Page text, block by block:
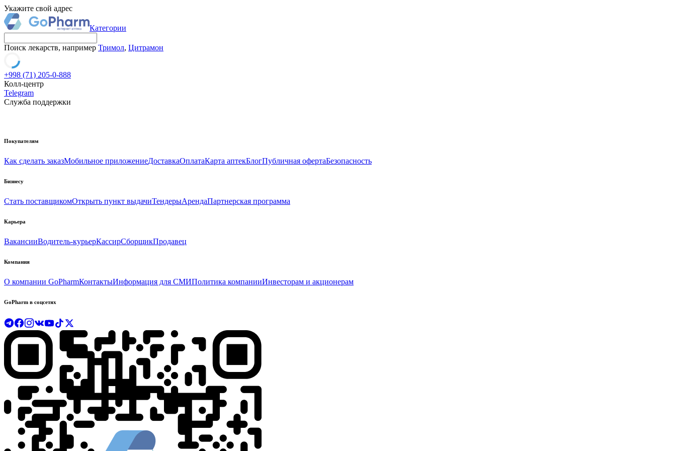
Укажите свой адрес
Категории
Поиск лекарств, например Тримол, Цитрамон
+998 (71) 205-0-888
Колл-центр
Telegram
Служба поддержки
Покупателям
Как сделать заказМобильное приложениеДоставкаОплатаКарта аптекБлогПубличная офертаБезопасность
Бизнесу
Стать поставщикомОткрыть пункт выдачиТендерыАрендаПартнерская программа
Карьера
ВакансииВодитель-курьерКассирСборщикПродавец
Компания
О компании GoPharmКонтактыИнформация для СМИПолитика компанииИнвесторам и акционерам
GoPharm в соцсетях